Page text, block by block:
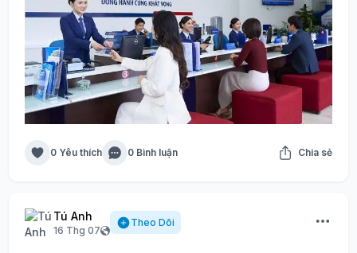
0 Yêu thích 0 Bình luận Chia sẻ
Tú Anh
16 Thg 07
Theo Dõi